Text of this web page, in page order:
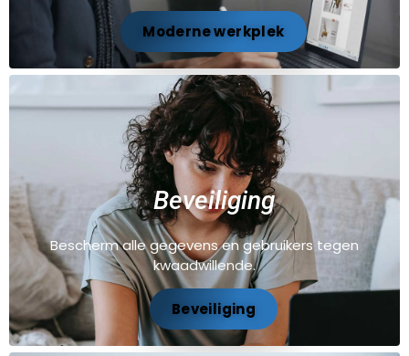
Moderne werkplek
Beveiliging
Bescherm alle gegevens en gebruikers tegen
kwaadwillende.
Beveiliging